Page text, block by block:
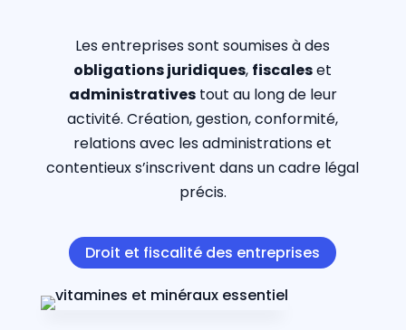
Les entreprises sont soumises à des
obligations juridiques, fiscaleset
administrativestout au long de leur
activité. Création, gestion, conformité,
relations avec les administrations et
contentieux s’inscrivent dans un cadre légal
précis.
Droit et fiscalité des entreprises